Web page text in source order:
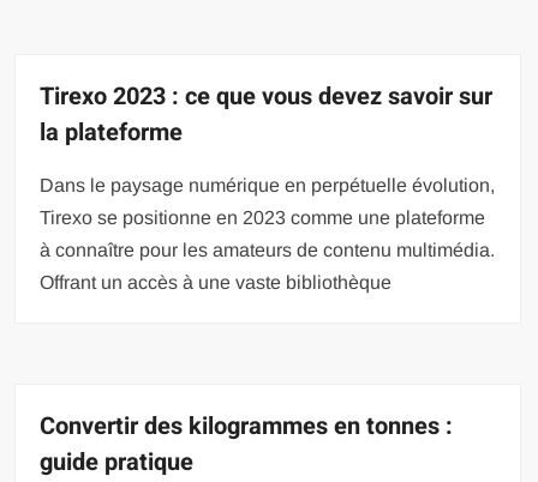
Tirexo 2023 : ce que vous devez savoir sur
la plateforme
Dans le paysage numérique en perpétuelle évolution,
Tirexo se positionne en 2023 comme une plateforme
à connaître pour les amateurs de contenu multimédia.
Offrant un accès à une vaste bibliothèque
Convertir des kilogrammes en tonnes :
guide pratique